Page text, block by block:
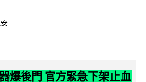
爆後門 官方緊急下架止血